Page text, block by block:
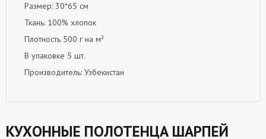
Размер: 30*65 см
Ткань: 100% хлопок
Плотность 500 г на м²
В упаковке 5 шт.
Производитель: Узбекистан
КУХОННЫЕ ПОЛОТЕНЦА ШАРПЕЙ